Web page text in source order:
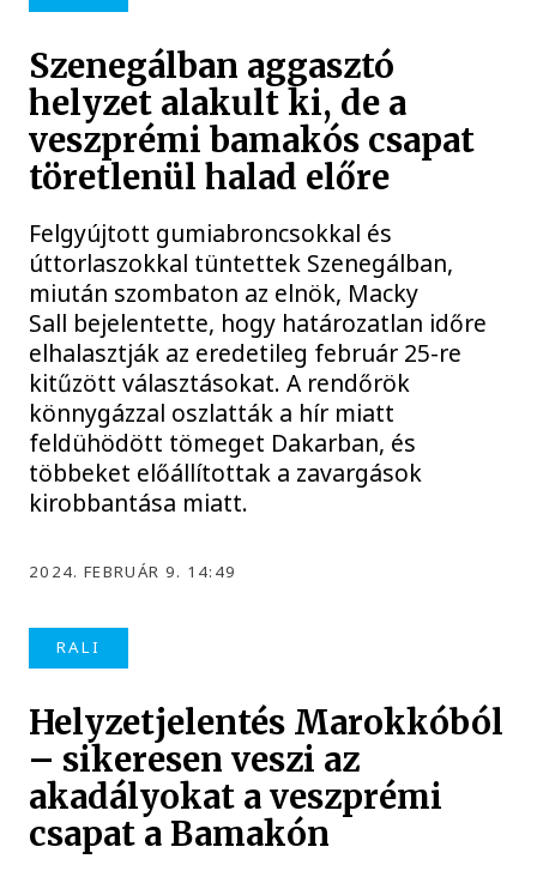
Szenegálban aggasztó
helyzet alakult ki, de a
veszprémi bamakós csapat
töretlenül halad előre
Felgyújtott gumiabroncsokkal és
úttorlaszokkal tüntettek Szenegálban,
miután szombaton az elnök, Macky
Sall bejelentette, hogy határozatlan időre
elhalasztják az eredetileg február 25-re
kitűzött választásokat. A rendőrök
könnygázzal oszlatták a hír miatt
feldühödött tömeget Dakarban, és
többeket előállítottak a zavargások
kirobbantása miatt.
2024. FEBRUÁR 9. 14:49
RALI
Helyzetjelentés Marokkóból
– sikeresen veszi az
akadályokat a veszprémi
csapat a Bamakón